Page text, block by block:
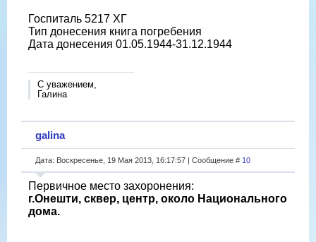
Госпиталь 5217 ХГ
Тип донесения книга погребения
Дата донесения 01.05.1944-31.12.1944
С уважением,
Галина
galina
Дата: Воскресенье, 19 Мая 2013, 16:17:57 | Сообщение # 10
Первичное место захоронения:
г.Онешти, сквер, центр, около Национального
дома.